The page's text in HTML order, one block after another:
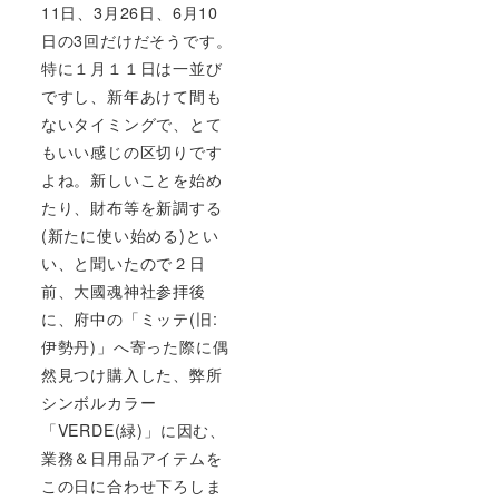
11日、3月26日、6月10
日の3回だけだそうです。
特に１月１１日は一並び
ですし、新年あけて間も
ないタイミングで、とて
もいい感じの区切りです
よね。新しいことを始め
たり、財布等を新調する
(新たに使い始める)とい
い、と聞いたので２日
前、大國魂神社参拝後
に、府中の「ミッテ(旧:
伊勢丹)」へ寄った際に偶
然見つけ購入した、弊所
シンボルカラー
「VERDE(緑)」に因む、
業務＆日用品アイテムを
この日に合わせ下ろしま